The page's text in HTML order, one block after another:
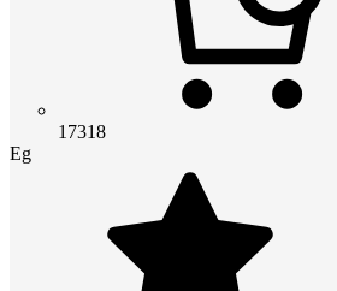
17318
Eg